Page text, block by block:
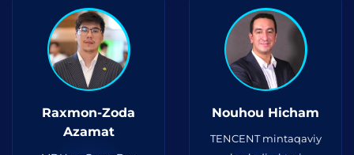
Raxmon-Zoda
Azamat
Nouhou Hicham
TENCENT mintaqaviy